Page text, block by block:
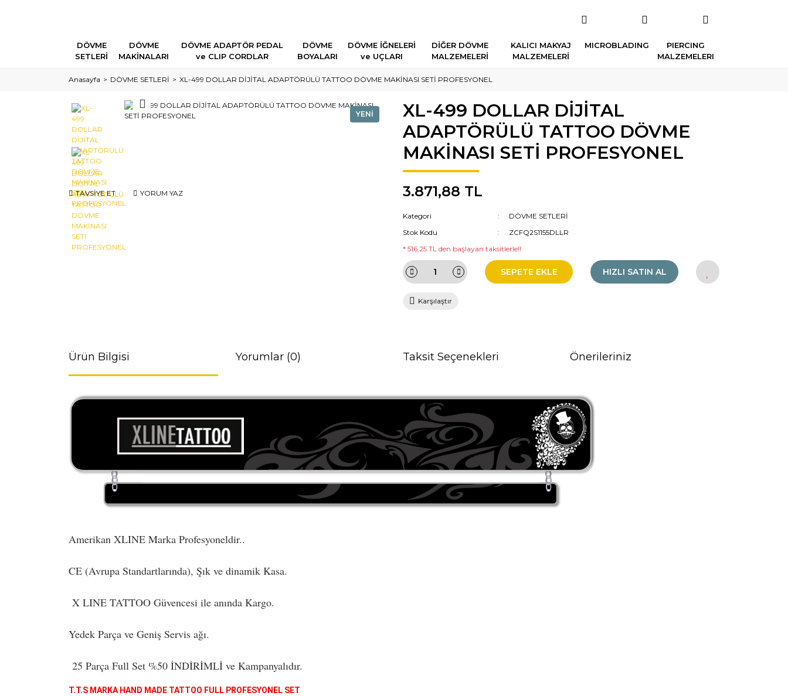
DÖVME
SETLERİ
DÖVME
MAKİNALARI
DÖVME ADAPTÖR PEDAL
ve CLIP CORDLAR
DÖVME
BOYALARI
DÖVME İĞNELERİ
ve UÇLARI
DİĞER DÖVME
MALZEMELERİ
KALICI MAKYAJ
MALZEMELERİ
MICROBLADING
PIERCING
MALZEMELERI
Anasayfa DÖVME SETLERİ XL-499 DOLLAR DİJİTAL ADAPTÖRÜLÜ TATTOO DÖVME MAKİNASI SETİ PROFESYONEL
YENİ
TAVSİYE ET YORUM YAZ
XL-499 DOLLAR DİJİTAL
ADAPTÖRÜLÜ TATTOO DÖVME
MAKİNASI SETİ PROFESYONEL
3.871,88 TL
Kategori
DÖVME SETLERİ
Stok Kodu
ZCFQ2S1155DLLR
* 516,25 TL den başlayan taksitlerle!!
SEPETE EKLE HIZLI SATIN AL
Karşılaştır
Ürün Bilgisi Yorumlar (0) Taksit Seçenekleri Önerileriniz
Amerikan XLINE Marka Profesyoneldir..
CE (Avrupa Standartlarında), Şık ve dinamik Kasa.
X LINE TATTOO Güvencesi ile anında Kargo.
Yedek Parça ve Geniş Servis ağı.
25 Parça Full Set %50 İNDİRİMLİ ve Kampanyalıdır.
T.T.S MARKA HAND MADE TATTOO FULL PROFESYONEL SET